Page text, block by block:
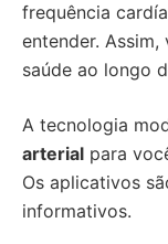
frequência
entender.
saúde ao longo
A tecnologia
arterial para
Os aplicativos
informativos.